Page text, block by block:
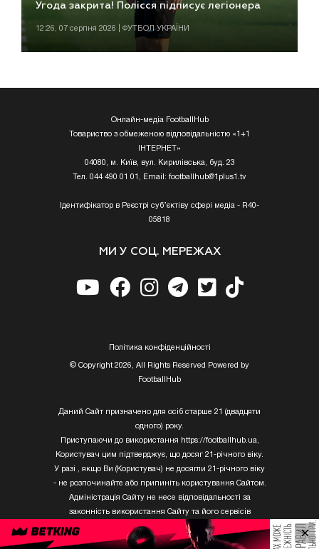
Угода закрита! Полісся підписує легіонера
12:26, 07 серпня 2026 | ФУТБОЛ УКРАЇНИ
Онлайн-медіа FootballHub
Товариство з обмеженою відповідальністю «1+1
ІНТЕРНЕТ»
04080, м. Київ, вул. Кирилівська, буд. 23
Тел. 044 490 01 01, Email: footballhub@1plus1.tv
Ідентифікатор в Реєстрі суб’єктіву сфері медіа - R40-
05818
МИ У СОЦ. МЕРЕЖАХ
Полiтика конфiденцiйностi
© Copyright 2026, All Rights Reserved Powered by
FootballHub
Даний Сайт призначено для осіб старше 21 (двадцяти
одного) року.
Приступаючи до використання https://footballhub.ua,
Користувач цим підтверджує, що досяг 21-річного віку.
У разі , якщо Ви (Користувач) не досягли 21-річного віку
- не розпочинайте або припиніть користування Сайтом.
Адміністрація Сайту не несе відповідальності за
законність використання Сайту та його сервісів
Користувачем, який не досяг 21-річного віку.
×